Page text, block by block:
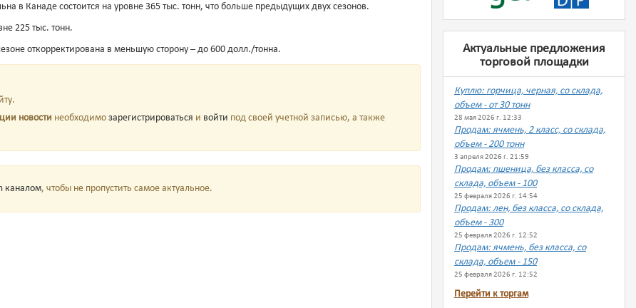
в Канаде состоится на уровне 365 тыс. тонн, что больше предыдущих двух сезонов.
225 тыс. тонн.
откорректирована в меньшую сторону – до 600 долл./тонна.
новости необходимо зарегистрироваться и войти под своей учетной записью, а также
каналом, чтобы не пропустить самое актуальное.
Актуальные предложения
торговой площадки
Куплю: горчица, черная, со склада,
объем - от 30 тонн
28 мая 2026 г. 12:33
Продам: ячмень, 2 класс, со склада,
объем - 200 тонн
3 апреля 2026 г. 21:59
Продам: пшеница, без класса, со
склада, объем - 100
25 февраля 2026 г. 14:54
Продам: лен, без класса, со склада,
объем - 300
25 февраля 2026 г. 12:52
Продам: ячмень, без класса, со
склада, объем - 150
25 февраля 2026 г. 12:52
Перейти к торгам